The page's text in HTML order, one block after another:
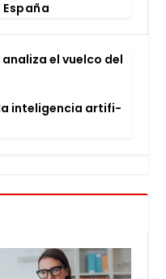
el vuel­co del
la inte­li­gen­cia arti­fi­